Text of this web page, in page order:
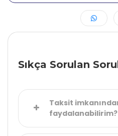
Sıkça Sorulan
Taksit
faydalanabilirim?
Kredi kartına 9